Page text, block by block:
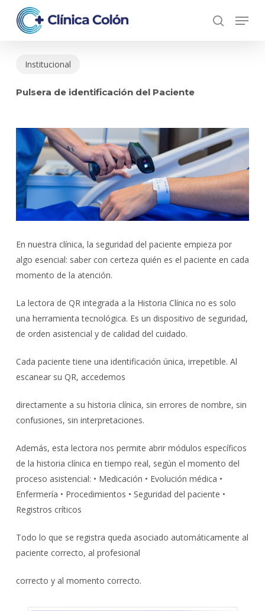
search
Menu
Institucional
Pulsera de identificación del Paciente
En nuestra clínica, la seguridad del paciente empieza por
algo esencial: saber con certeza quién es el paciente en cada
momento de la atención.
La lectora de QR integrada a la Historia Clínica no es solo
una herramienta tecnológica. Es un dispositivo de seguridad,
de orden asistencial y de calidad del cuidado.
Cada paciente tiene una identificación única, irrepetible. Al
escanear su QR, accedemos
directamente a su historia clínica, sin errores de nombre, sin
confusiones, sin interpretaciones.
Además, esta lectora nos permite abrir módulos específicos
de la historia clínica en tiempo real, según el momento del
proceso asistencial: • Medicación • Evolución médica •
Enfermería • Procedimientos • Seguridad del paciente •
Registros críticos
Todo lo que se registra queda asociado automáticamente al
paciente correcto, al profesional
correcto y al momento correcto.